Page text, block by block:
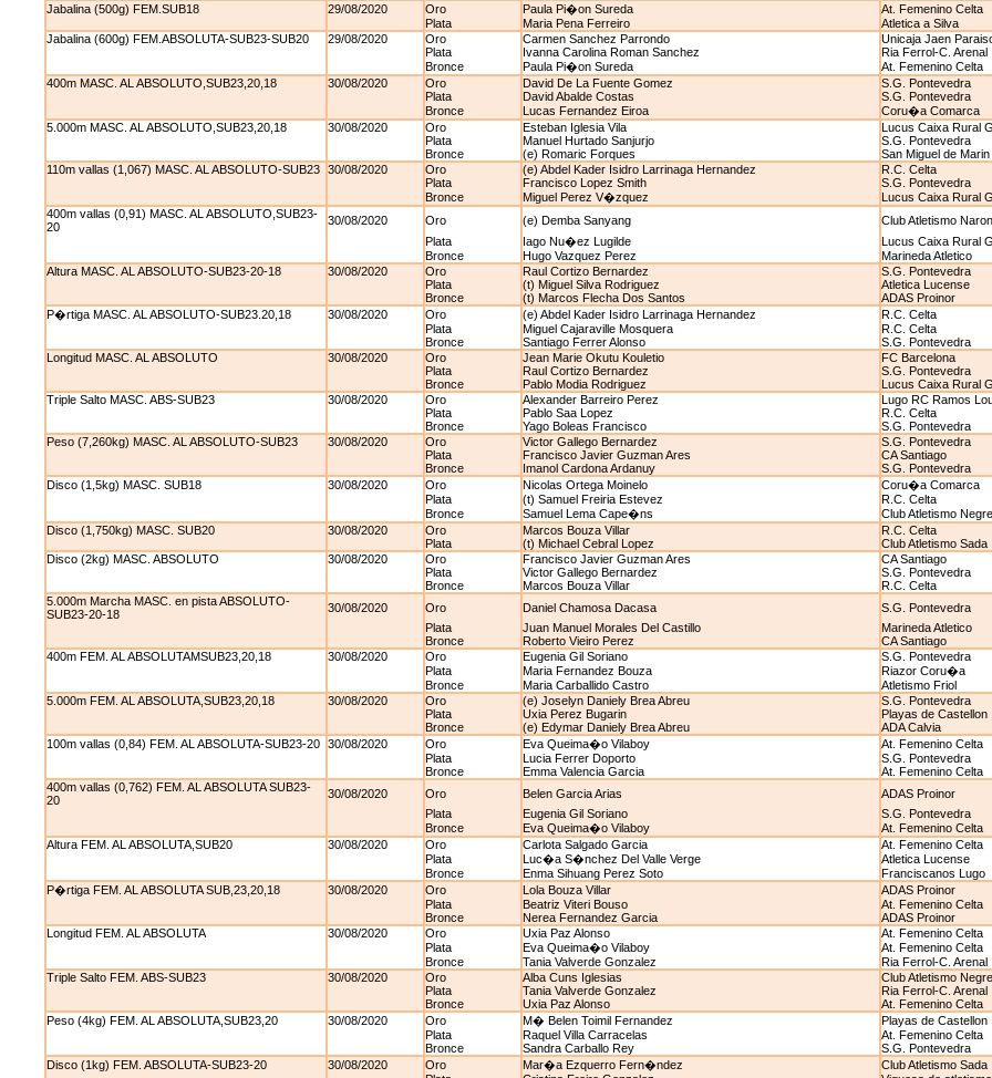
Jabalina (500g) FEM.SUB18
29/08/2020 Oro Paula Pi�on Sureda
At. Femenino Celta
Plata
Maria Pena Ferreiro
Atletica a Silva
Jabalina (600g) FEM.ABSOLUTA-SUB23-SUB20
29/08/2020 Oro Carmen Sanchez Parrondo
Unicaja Jaen
Plata
Ivanna Carolina Roman Sanchez
Ria Ferrol-C. Arenal
Bronce
Paula Pi�on Sureda
At. Femenino Celta
400m MASC. AL ABSOLUTO,SUB23,20,18
30/08/2020 Oro David De La Fuente Gomez
S.G. Pontevedra
Plata
David Abalde Costas
S.G. Pontevedra
Bronce
Lucas Fernandez Eiroa
Coru�a Comarca
5.000m MASC. AL ABSOLUTO,SUB23,20,18
30/08/2020 Oro Esteban Iglesia Vila
Lucus Caixa Rural
Plata
Manuel Hurtado Sanjurjo
S.G. Pontevedra
Bronce
(e) Romaric Forques
San Miguel de Marin
110m vallas (1,067) MASC. AL ABSOLUTO-SUB23 30/08/2020 Oro (e) Abdel Kader Isidro Larrinaga Hernandez
R.C. Celta
Plata
Francisco Lopez Smith
S.G. Pontevedra
Bronce
Miguel Perez V�zquez
Lucus Caixa Rural
400m vallas (0,91) MASC. AL ABSOLUTO,SUB23-
20
30/08/2020 Oro (e) Demba Sanyang
Club Atletismo Naron
Plata
Iago Nu�ez Lugilde
Lucus Caixa Rural
Bronce
Hugo Vazquez Perez
Marineda Atletico
Altura MASC. AL ABSOLUTO-SUB23-20-18
30/08/2020 Oro Raul Cortizo Bernardez
S.G. Pontevedra
Plata
(t) Miguel Silva Rodriguez
Atletica Lucense
Bronce
(t) Marcos Flecha Dos Santos
ADAS Proinor
P�rtiga MASC. AL ABSOLUTO-SUB23.20,18
30/08/2020 Oro (e) Abdel Kader Isidro Larrinaga Hernandez
R.C. Celta
Plata
Miguel Cajaraville Mosquera
R.C. Celta
Bronce
Santiago Ferrer Alonso
S.G. Pontevedra
Longitud MASC. AL ABSOLUTO
30/08/2020 Oro Jean Marie Okutu Kouletio
FC Barcelona
Plata
Raul Cortizo Bernardez
S.G. Pontevedra
Bronce
Pablo Modia Rodriguez
Lucus Caixa Rural
Triple Salto MASC. ABS-SUB23
30/08/2020 Oro Alexander Barreiro Perez
Lugo RC Ramos
Plata
Pablo Saa Lopez
R.C. Celta
Bronce
Yago Boleas Francisco
S.G. Pontevedra
Peso (7,260kg) MASC. AL ABSOLUTO-SUB23
30/08/2020 Oro Victor Gallego Bernardez
S.G. Pontevedra
Plata
Francisco Javier Guzman Ares
CA Santiago
Bronce
Imanol Cardona Ardanuy
S.G. Pontevedra
Disco (1,5kg) MASC. SUB18
30/08/2020 Oro Nicolas Ortega Moinelo
Coru�a Comarca
Plata
(t) Samuel Freiria Estevez
R.C. Celta
Bronce
Samuel Lema Cape�ns
Club Atletismo
Disco (1,750kg) MASC. SUB20
30/08/2020 Oro Marcos Bouza Villar
R.C. Celta
Plata
(t) Michael Cebral Lopez
Club Atletismo Sada
Disco (2kg) MASC. ABSOLUTO
30/08/2020 Oro Francisco Javier Guzman Ares
CA Santiago
Plata
Victor Gallego Bernardez
S.G. Pontevedra
Bronce
Marcos Bouza Villar
R.C. Celta
5.000m Marcha MASC. en pista ABSOLUTO-
SUB23-20-18
30/08/2020 Oro Daniel Chamosa Dacasa
S.G. Pontevedra
Plata
Juan Manuel Morales Del Castillo
Marineda Atletico
Bronce
Roberto Vieiro Perez
CA Santiago
400m FEM. AL ABSOLUTAMSUB23,20,18
30/08/2020 Oro Eugenia Gil Soriano
S.G. Pontevedra
Plata
Maria Fernandez Bouza
Riazor Coru�a
Bronce
Maria Carballido Castro
Atletismo Friol
5.000m FEM. AL ABSOLUTA,SUB23,20,18
30/08/2020 Oro (e) Joselyn Daniely Brea Abreu
S.G. Pontevedra
Plata
Uxia Perez Bugarin
Playas de Castellon
Bronce
(e) Edymar Daniely Brea Abreu
ADA Calvia
100m vallas (0,84) FEM. AL ABSOLUTA-SUB23-20 30/08/2020 Oro Eva Queima�o Vilaboy
At. Femenino Celta
Plata
Lucia Ferrer Doporto
S.G. Pontevedra
Bronce
Emma Valencia Garcia
At. Femenino Celta
400m vallas (0,762) FEM. AL ABSOLUTA SUB23-
20
30/08/2020 Oro Belen Garcia Arias
ADAS Proinor
Plata
Eugenia Gil Soriano
S.G. Pontevedra
Bronce
Eva Queima�o Vilaboy
At. Femenino Celta
Altura FEM. AL ABSOLUTA,SUB20
30/08/2020 Oro Carlota Salgado Garcia
At. Femenino Celta
Plata
Luc�a S�nchez Del Valle Verge
Atletica Lucense
Bronce
Enma Sihuang Perez Soto
Franciscanos Lugo
P�rtiga FEM. AL ABSOLUTA SUB,23,20,18
30/08/2020 Oro Lola Bouza Villar
ADAS Proinor
Plata
Beatriz Viteri Bouso
At. Femenino Celta
Bronce
Nerea Fernandez Garcia
ADAS Proinor
Longitud FEM. AL ABSOLUTA
30/08/2020 Oro Uxia Paz Alonso
At. Femenino Celta
Plata
Eva Queima�o Vilaboy
At. Femenino Celta
Bronce
Tania Valverde Gonzalez
Ria Ferrol-C. Arenal
Triple Salto FEM. ABS-SUB23
30/08/2020 Oro Alba Cuns Iglesias
Club Atletismo
Plata
Tania Valverde Gonzalez
Ria Ferrol-C. Arenal
Bronce
Uxia Paz Alonso
At. Femenino Celta
Peso (4kg) FEM. AL ABSOLUTA,SUB23,20
30/08/2020 Oro M� Belen Toimil Fernandez
Playas de Castellon
Plata
Raquel Villa Carracelas
At. Femenino Celta
Bronce
Sandra Carballo Rey
S.G. Pontevedra
Disco (1kg) FEM. ABSOLUTA-SUB23-20
30/08/2020 Oro Mar�a Ezquerro Fern�ndez
Club Atletismo Sada